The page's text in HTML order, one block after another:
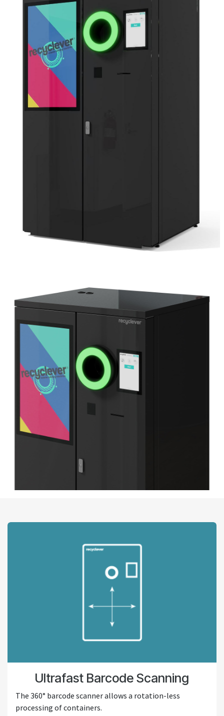
Ultrafast Barcode Scanning
The 360° barcode scanner allows a rotation-less
processing of containers.